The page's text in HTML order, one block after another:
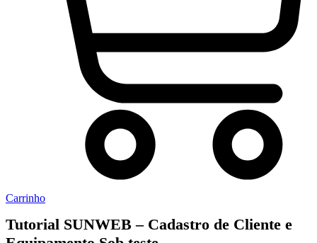
Carrinho
Tutorial SUNWEB – Cadastro de Cliente e